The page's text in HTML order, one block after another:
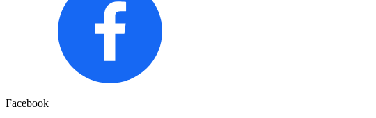
Facebook